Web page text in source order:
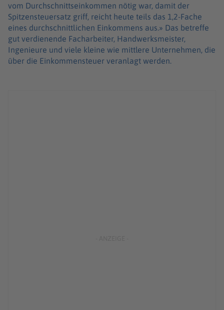
vom Durchschnittseinkommen nötig war, damit der
Spitzensteuersatz griff, reicht heute teils das 1,2-Fache
eines durchschnittlichen Einkommens aus.» Das betreffe
gut verdienende Facharbeiter, Handwerksmeister,
Ingenieure und viele kleine wie mittlere Unternehmen, die
über die Einkommensteuer veranlagt werden.